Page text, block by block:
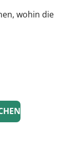
wohin die